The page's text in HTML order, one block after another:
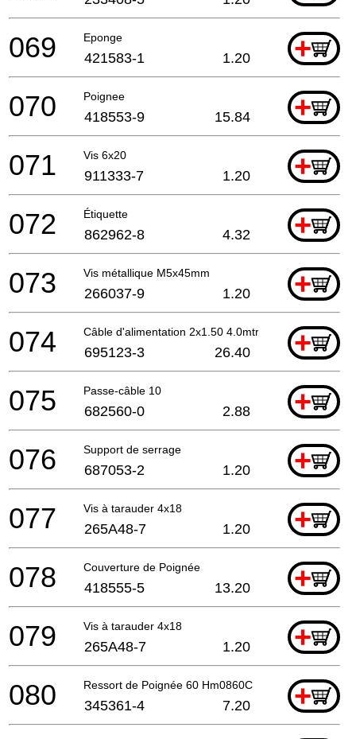
Eponge +
069 421583-1 1.20
Poignee +
070 418553-9 15.84
Vis 6x20 +
071 911333-7 1.20
Étiquette +
072 862962-8 4.32
Vis métallique M5x45mm +
073 266037-9 1.20
Câble d'alimentation 2x1.50 4.0mtr +
074 695123-3 26.40
Passe-câble 10 +
075 682560-0 2.88
Support de serrage +
076 687053-2 1.20
Vis à tarauder 4x18 +
077 265A48-7 1.20
Couverture de Poignée +
078 418555-5 13.20
Vis à tarauder 4x18 +
079 265A48-7 1.20
Ressort de Poignée 60 Hm0860C +
080 345361-4 7.20